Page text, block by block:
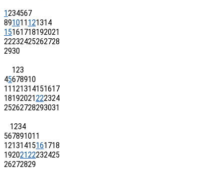
1234567
891011 121314
15161718192021
22232425262728
2930
123
45678910
11 121314151617
18192021222324
25262728293031
1234
567891011
12131415161718
19202122232425
26272829